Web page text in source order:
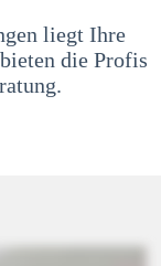
liegt Ihre
die Profis